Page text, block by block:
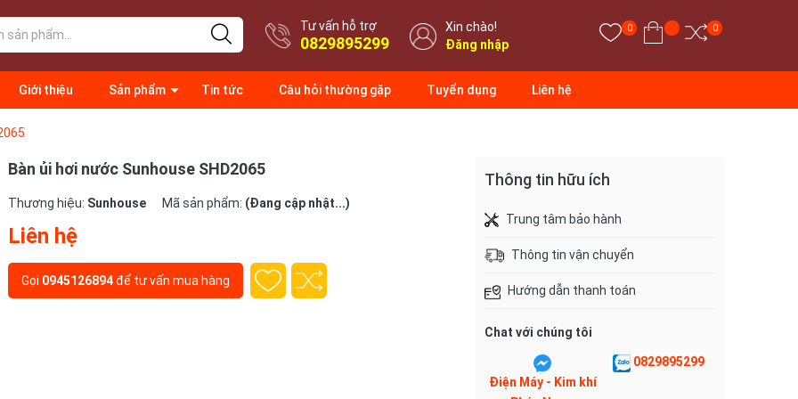
Tư vấn hỗ trợ
0829895299
Xin chào!
Đăng nhập
0 0
Giới thiệu Sản phẩm Tin tức Câu hỏi thường gặp Tuyển dụng Liên hệ
Bàn ủi hơi nước Sunhouse SHD2065
Thương hiệu: Sunhouse Mã sản phẩm: (Đang cập nhật...)
Liên hệ
Gọi 0945126894để tư vấn mua hàng
Thông tin hữu ích
Trung tâm bảo hành
Thông tin vận chuyển
Hướng dẫn thanh toán
Chat với chúng tôi
Điện Máy - Kim khí
0829895299